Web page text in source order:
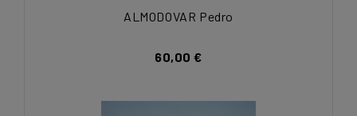
ALMODOVAR Pedro
60,00 €